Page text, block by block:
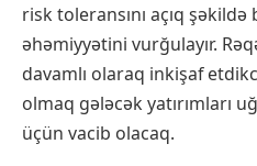
risk toleransını açıq
əhəmiyyətini vurğulayır.
davamlı olaraq inkişaf
olmaq gələcək yatırımları
üçün vacib olacaq.